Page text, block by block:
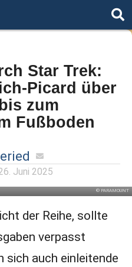
Star Trek:
Picard über
zum
Fußboden
Juni 2025
© PARAMOUNT
der Reihe, sollte
verpasst
sich auch einleitende